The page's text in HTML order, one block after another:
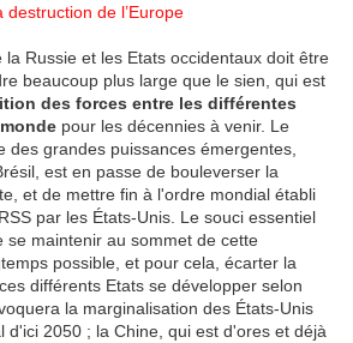
destruction de l’Europe
la Russie et les Etats occidentaux doit être
beaucoup plus large que le sien, qui est
des forces entre les différentes
pour les décennies à venir. Le
des grandes puissances émergentes,
est en passe de bouleverser la
et de mettre fin à l'ordre mondial établi
par les États-Unis. Le souci essentiel
se maintenir au sommet de cette
possible, et pour cela, écarter la
différents Etats se développer selon
la marginalisation des États-Unis
d'ici 2050 ; la Chine, qui est d'ores et déjà